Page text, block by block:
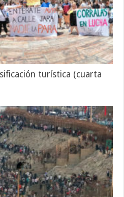
turística (cuarta